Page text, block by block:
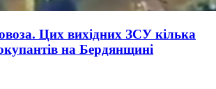
Цих вихідних ЗСУ кілька
на Бердянщині